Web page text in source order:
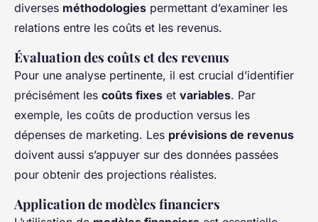
diverses méthodologies permettant d’examiner les
relations entre les coûts et les revenus.
Évaluation des coûts et des revenus
Pour une analyse pertinente, il est crucial d’identifier
précisément les coûts fixes et variables. Par
exemple, les coûts de production versus les
dépenses de marketing. Les prévisions de revenus
doivent aussi s’appuyer sur des données passées
pour obtenir des projections réalistes.
Application de modèles financiers